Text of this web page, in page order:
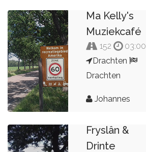
Ma Kelly's
Muziekcafé
152
03:00
Drachten
Drachten
Johannes
Fryslân &
Drinte